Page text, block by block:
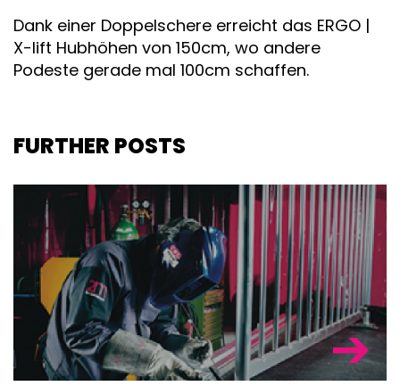
Dank einer Doppelschere erreicht das ERGO |
X-lift Hubhöhen von 150cm, wo andere
Podeste gerade mal 100cm schaffen.
FURTHER POSTS